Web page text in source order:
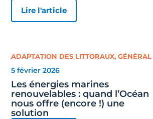
Lire l'article
ADAPTATION DES LITTORAUX,GÉNÉRAL
5 février 2026
Les énergies marines
renouvelables : quand l’Océan
nous offre (encore !) une
solution